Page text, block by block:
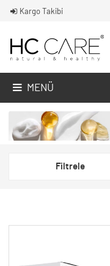
Kargo Takibi
MENÜ
Filtrele